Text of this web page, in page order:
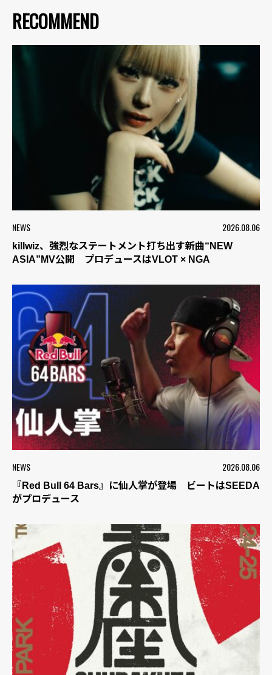
RECOMMEND
NEWS 2026.08.06
killwiz、強烈なステートメント打ち出す新曲“NEW
ASIA”MV公開 プロデュースはVLOT × NGA
NEWS 2026.08.06
『Red Bull 64 Bars』に仙人掌が登場 ビートはSEEDA
がプロデュース